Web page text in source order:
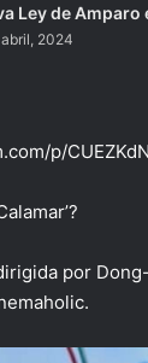
Ley de Amparo
2024
p/
por